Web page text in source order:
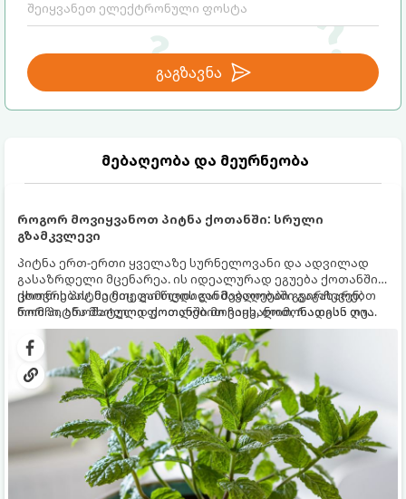
გაგზავნა
მებაღეობა და მეურნეობა
როგორ მოვიყვანოთ პიტნა ქოთანში: სრული
გზამკვლევი
პიტნა ერთ-ერთი ყველაზე სურნელოვანი და ადვილად
გასაზრდელი მცენარეა. ის იდეალურად ეგუება ქოთანში
ცხოვრებას, მეტიც, გამოცდილი მებაღეები გვირჩევენ,
რომ პიტნა მხოლოდ ქოთანში მოვიყვანოთ, რადგან ღია
გრუნტში (ბაღში) დარგვისას ის ფესვებით ძალიან
სწრაფად ვრცელდება და სხვა მცენარეებს ავიწროებს.
ქოთნის პიტნა მთელი წლის განმავლობაში გაგახარებთ
ნორჩი, არომატული ფოთლებით ჩაის, ლიმონათისა თუ
კერძებისთვის.